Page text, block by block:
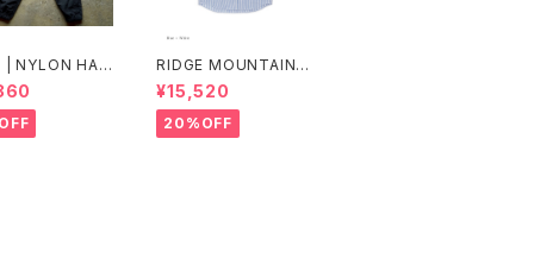
| NYLON HAR
Ver.2
RIDGE MOUNTAIN G
EAR | Basic Long Sl
eeve Shirt "Stripe"
¥15,520
20%OFF